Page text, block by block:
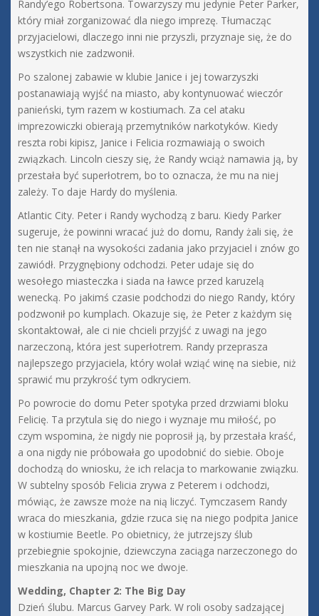
Randy’ego Robertsona. Towarzyszy mu jedynie Peter Parker,
który miał zorganizować dla niego imprezę. Tłumacząc
przyjacielowi, dlaczego inni nie przyszli, przyznaje się, że do
wszystkich nie zadzwonił.
Po szalonej zabawie w klubie Janice i jej towarzyszki
postanawiają wyjść na miasto, aby kontynuować wieczór
panieński, tym razem w kostiumach. Za cel ataku
imprezowiczki obierają przemytników narkotyków. Kiedy
reszta robi kipisz, Janice i Felicia rozmawiają o swoich
związkach. Lincoln cieszy się, że Randy wciąż namawia ją, by
przestała być superłotrem, bo to oznacza, że mu na niej
zależy. To daje Hardy do myślenia.
Atlantic City. Peter i Randy wychodzą z baru. Kiedy Parker
sugeruje, że powinni wracać już do domu, Randy żali się, że
ten nie stanął na wysokości zadania jako przyjaciel i znów go
zawiódł. Przygnębiony odchodzi. Peter udaje się do
wesołego miasteczka i siada na ławce przed karuzelą
wenecką. Po jakimś czasie podchodzi do niego Randy, który
podzwonił po kumplach. Okazuje się, że Peter z każdym się
skontaktował, ale ci nie chcieli przyjść z uwagi na jego
narzeczoną, która jest superłotrem. Randy przeprasza
najlepszego przyjaciela, który wolał wziąć winę na siebie, niż
sprawić mu przykrość tym odkryciem.
Po powrocie do domu Peter spotyka przed drzwiami bloku
Felicię. Ta przytula się do niego i wyznaje mu miłość, po
czym wspomina, że nigdy nie poprosił ją, by przestała kraść,
a ona nigdy nie próbowała go upodobnić do siebie. Oboje
dochodzą do wniosku, że ich relacja to markowanie związku.
W subtelny sposób Felicia zrywa z Peterem i odchodzi,
mówiąc, że zawsze może na nią liczyć. Tymczasem Randy
wraca do mieszkania, gdzie rzuca się na niego podpita Janice
w kostiumie Beetle. Po obietnicy, że jutrzejszy ślub
przebiegnie spokojnie, dziewczyna zaciąga narzeczonego do
mieszkania na upojną noc we dwoje.
Wedding, Chapter 2: The Big Day
Dzień ślubu. Marcus Garvey Park. W roli osoby sadzającej